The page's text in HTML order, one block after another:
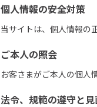
個人情報の安全対策
当サイトは、個人情報の
ご本人の照会
お客さまがご本人の個人
法令、規範の遵守と見